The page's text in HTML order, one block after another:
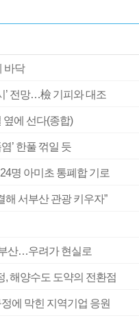
바닥
’ 전망…檢 기피와 대조
에 선다(종합)
’ 한풀 꺾일 듯
명 아미초 통폐합 기로
해 서부산 관광 키우자”
산…우려가 현실로
, 해양수도 도약의 전환점
에 막힌 지역기업 응원